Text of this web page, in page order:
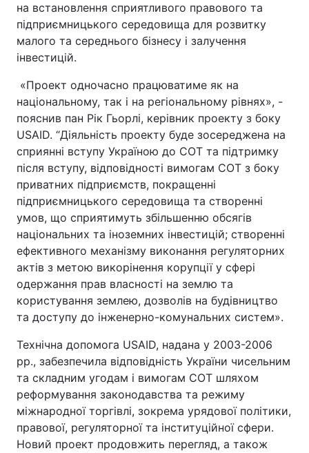
Головна Війна
Україна Політика
Спорт Наука
Техно і зв'язок Лайт
Зброя Інциденти
Здоров'я Туризм
Цікавинки Погода
Екологія Регіони
Лонгріди
Відео з Youtube Статті
Думки
Архів Вакансії
Контакти
Послуги
на встановлення сприятливого правового та
підприємницького середовища для розвитку
малого та середнього бізнесу і залучення
інвестицій.
«Проект одночасно працюватиме як на
національному, так і на регіональному рівнях», -
пояснив пан Рік Гьорлі, керівник проекту з боку
USAID. “Діяльність проекту буде зосереджена на
сприянні вступу Україною до СОТ та підтримку
після вступу, відповідності вимогам СОТ з боку
приватних підприємств, покращенні
підприємницького середовища та створенні
умов, що сприятимуть збільшенню обсягів
національних та іноземних інвестицій; створенні
ефективного механізму виконання регуляторних
актів з метою викорінення корупції у сфері
одержання прав власності на землю та
користування землею, дозволів на будівництво
та доступу до інженерно-комунальних систем».
Технічна допомога USAID, надана у 2003-2006
рр., забезпечила відповідність України чисельним
та складним угодам і вимогам СОТ шляхом
реформування законодавства та режиму
міжнародної торгівлі, зокрема урядової політики,
правової, регуляторної та інституційної сфери.
Новий проект продовжить перегляд, а також